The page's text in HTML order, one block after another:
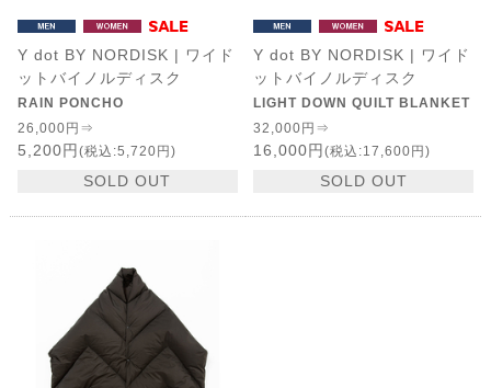
Y dot BY NORDISK | ワイド
ットバイノルディスク
RAIN PONCHO
26,000円⇒
5,200円 (税込:5,720円)
SOLD OUT
Y dot BY NORDISK | ワイド
ットバイノルディスク
LIGHT DOWN QUILT BLANKET
32,000円⇒
16,000円 (税込:17,600円)
SOLD OUT